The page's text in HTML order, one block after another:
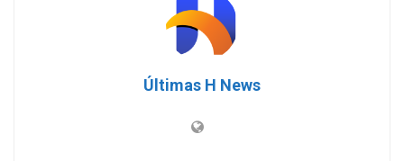
Últimas H News